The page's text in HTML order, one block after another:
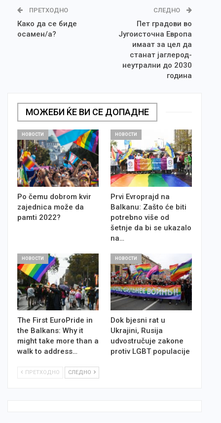
ПРЕТХОДНО
Како да се биде
осамен/а?
СЛЕДНО
Пет градови во
Југоисточна Европа
имаат за цел да
станат јаглерод-
неутрални до 2030
година
МОЖЕБИ ЌЕ ВИ СЕ ДОПАДНЕ
НОВОСТИ
Po čemu dobrom kvir
zajednica može da
pamti 2022?
НОВОСТИ
Prvi Evroprajd na
Balkanu: Zašto će biti
potrebno više od
šetnje da bi se ukazalo
na…
НОВОСТИ
The First EuroPride in
the Balkans: Why it
might take more than a
walk to address…
НОВОСТИ
Dok bjesni rat u
Ukrajini, Rusija
udvostručuje zakone
protiv LGBT populacije
ПРЕТХОДНО СЛЕДНО